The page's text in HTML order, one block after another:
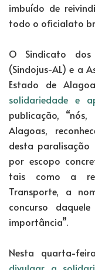
imbuído de
todo o oficialato
O Sindicato
(Sindojus-AL) e a
Estado de
solidariedade e
publicação,
Alagoas,
desta
por escopo
tais como a
Transporte, a
concurso
importância”.
Nesta quarta-